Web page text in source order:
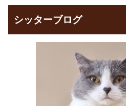
シッターブログ